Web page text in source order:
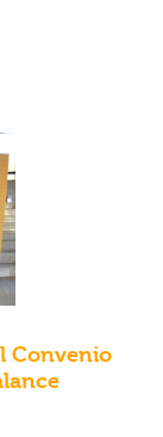
Convenio